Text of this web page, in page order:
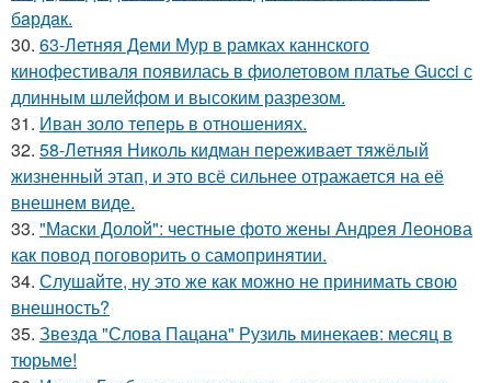
бaрдaк.
30. 63-Летняя Деми Мур в рамках каннского
кинофестиваля появилась в фиолетовом платье Gucci с
длинным шлейфом и высоким разрезом.
31. Иван золо теперь в отношениях.
32. 58-Летняя Николь кидман переживает тяжёлый
жизненный этап, и это всё сильнее отражается на её
внешнем виде.
33. "Маски Долой": честные фото жены Андрея Леонова
как повод поговорить о самопринятии.
34. Слушайте, ну это же как можно не принимать свою
внешность?
35. Звезда "Слова Пацана" Рузиль минекаев: месяц в
тюрьме!